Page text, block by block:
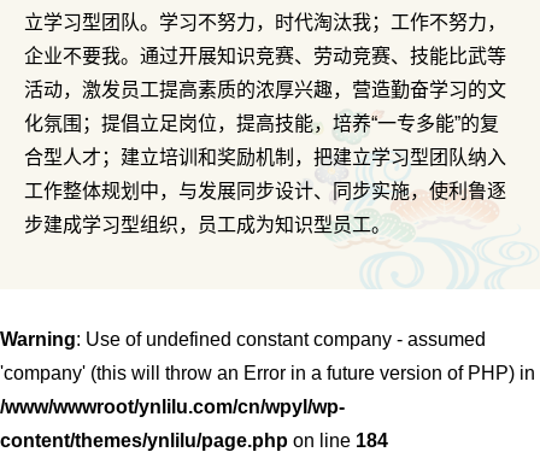
立学习型团队。学习不努力，时代淘汰我；工作不努力，
企业不要我。通过开展知识竞赛、劳动竞赛、技能比武等
活动，激发员工提高素质的浓厚兴趣，营造勤奋学习的文
化氛围；提倡立足岗位，提高技能，培养“一专多能”的复
合型人才；建立培训和奖励机制，把建立学习型团队纳入
工作整体规划中，与发展同步设计、同步实施，使利鲁逐
步建成学习型组织，员工成为知识型员工。
Warning: Use of undefined constant company - assumed
'company' (this will throw an Error in a future version of PHP) in
/www/wwwroot/ynlilu.com/cn/wpyl/wp-
content/themes/ynlilu/page.php on line 184